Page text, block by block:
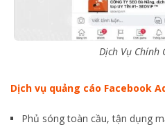
Dịch Vụ Chính
Dịch vụ quảng cáo Facebook
Phủ sóng toàn cầu, tận dụng